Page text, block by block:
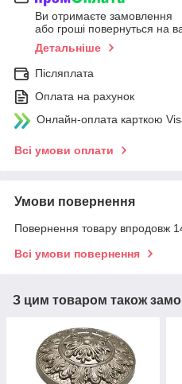
Ви отримаєте замовлення
або гроші повернуться на
Детальніше
Післяплата
Оплата на рахунок
Онлайн-оплата карткою
Всі умови оплати
Умови повернення
Повернення товару впродовж
Всі умови повернення
З цим товаром також